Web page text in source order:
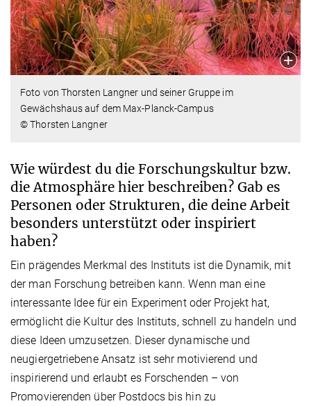
Foto von Thorsten Langner und seiner Gruppe im
Gewächshaus auf dem Max-Planck-Campus
© Thorsten Langner
Wie würdest du die Forschungskultur bzw.
die Atmosphäre hier beschreiben? Gab es
Personen oder Strukturen, die deine Arbeit
besonders unterstützt oder inspiriert
haben?
Ein prägendes Merkmal des Instituts ist die Dynamik, mit
der man Forschung betreiben kann. Wenn man eine
interessante Idee für ein Experiment oder Projekt hat,
ermöglicht die Kultur des Instituts, schnell zu handeln und
diese Ideen umzusetzen. Dieser dynamische und
neugiergetriebene Ansatz ist sehr motivierend und
inspirierend und erlaubt es Forschenden – von
Promovierenden über Postdocs bis hin zu